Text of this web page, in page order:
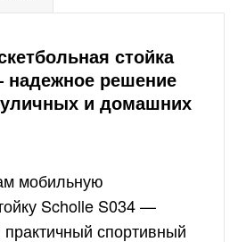
стойка
надежное решение
и домашних
мобильную
Scholle S034 —
спортивный